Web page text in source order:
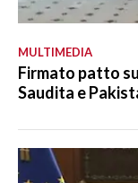
MULTIMEDIA
Firmato patto
Saudita e